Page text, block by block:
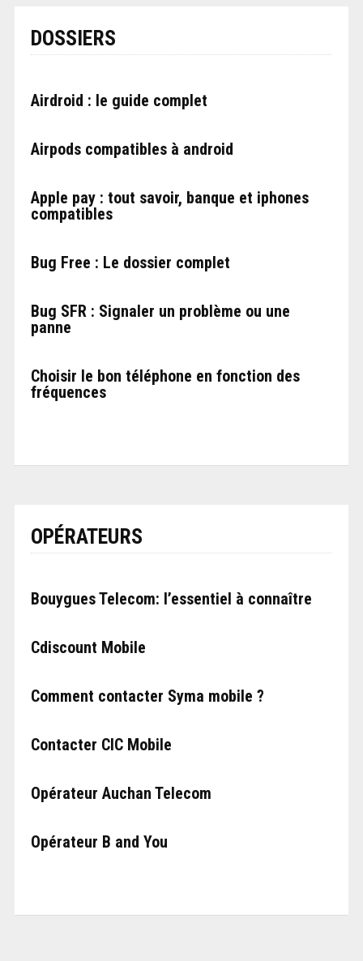
DOSSIERS
Airdroid : le guide complet
Airpods compatibles à android
Apple pay : tout savoir, banque et iphones
compatibles
Bug Free : Le dossier complet
Bug SFR : Signaler un problème ou une
panne
Choisir le bon téléphone en fonction des
fréquences
OPÉRATEURS
Bouygues Telecom: l’essentiel à connaître
Cdiscount Mobile
Comment contacter Syma mobile ?
Contacter CIC Mobile
Opérateur Auchan Telecom
Opérateur B and You